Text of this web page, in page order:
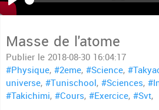
Play
Masse de l'atome
Publier le 2018-08-30 16:04:17
#Physique,#2eme,#Science,
universe,#Tunischool,#Sciences,
#Takichimi,#Cours,#Exercice,#Svt,